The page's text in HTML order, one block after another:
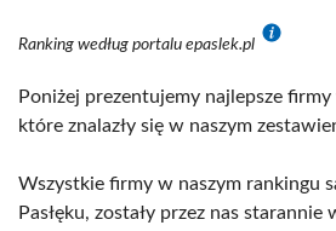
Ranking według portalu epaslek.pl
Poniżej prezentujemy najlepsze
które znalazły się w naszym
Wszystkie firmy w naszym rankingu
Pasłęku, zostały przez nas